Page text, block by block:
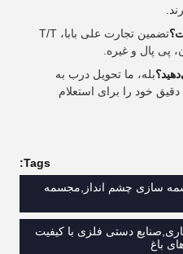
تضمین تجارت علی بابا، T/T
پی پال و غیره.
بله، ما تحویل درب به
خود را برای استعلام
Tags:
سازی چشم انداز,مجسمه
دستی فلزی با کیفیت
باغ